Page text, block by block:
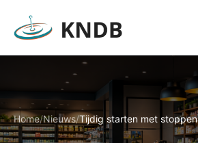
Home/Nieuws/Tijdig starten met stoppen